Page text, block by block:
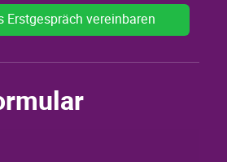
Erstgespräch vereinbaren